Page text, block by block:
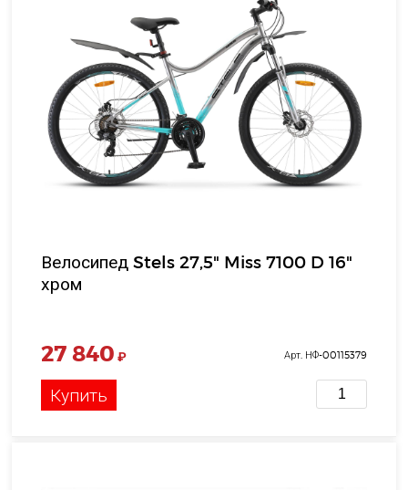
Велосипед Stels 27,5" Miss 7100 D 16"
хром
27 840 ₽ Арт. НФ-00115379
Купить